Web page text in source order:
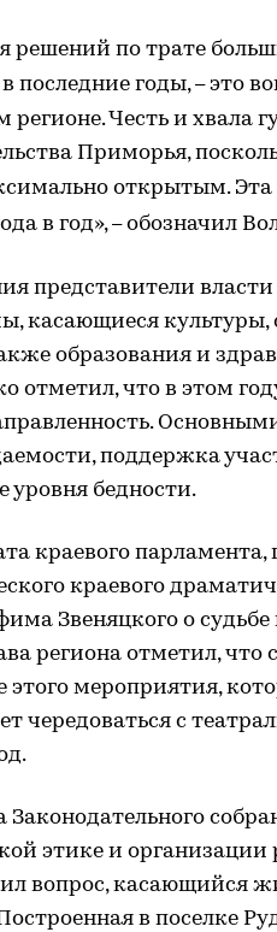
решений по трате
последние годы,–это
Честь и хвала
Приморья,
открытым. Эта
в год»,–обозначил
представители
касающиеся культуры,
образования и
отметил, что в этом
поддержка
уровня бедности.
краевого парламента,
краевого
Звеняцкого о
региона отметил, что
мероприятия,
чередоваться с
Законодательного
этике и
вопрос, касающийся
в поселке